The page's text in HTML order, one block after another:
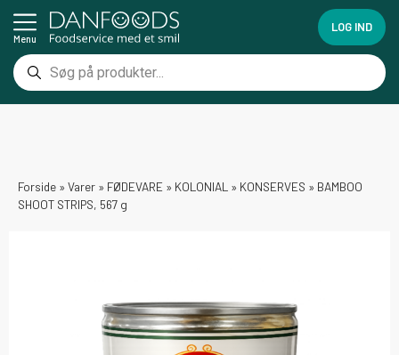
Menu
LOG IND
Forside » Varer » FØDEVARE » KOLONIAL » KONSERVES » BAMBOO
SHOOT STRIPS, 567 g